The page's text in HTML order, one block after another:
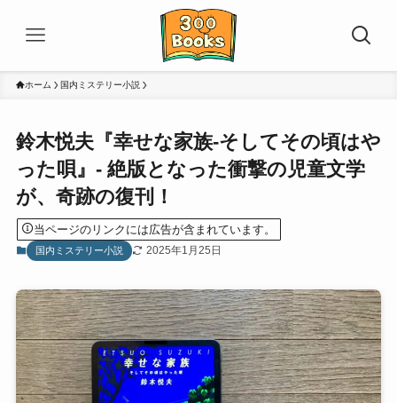
ホーム 国内ミステリー小説
鈴木悦夫『幸せな家族-そしてその頃はや
った唄』- 絶版となった衝撃の児童文学
が、奇跡の復刊！
当ページのリンクには広告が含まれています。
国内ミステリー小説 2025年1月25日